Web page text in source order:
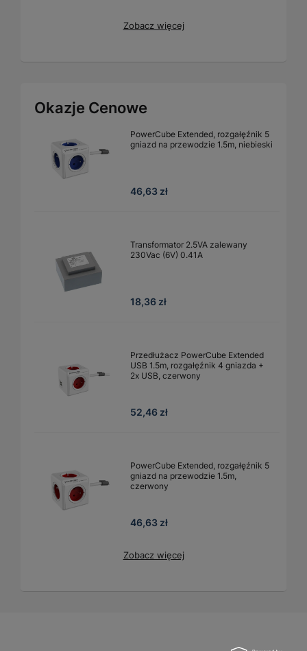
Zobacz więcej
Okazje Cenowe
PowerCube Extended, rozgałęźnik 5
gniazd na przewodzie 1.5m, niebieski
46,63 zł
Transformator 2.5VA zalewany
230Vac (6V) 0.41A
18,36 zł
Przedłużacz PowerCube Extended
USB 1.5m, rozgałęźnik 4 gniazda +
2x USB, czerwony
52,46 zł
PowerCube Extended, rozgałęźnik 5
gniazd na przewodzie 1.5m,
czerwony
46,63 zł
Zobacz więcej